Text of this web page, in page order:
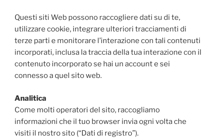
Questi siti Web possono raccogliere dati su di te,
utilizzare cookie, integrare ulteriori tracciamenti di
terze parti e monitorare l’interazione con tali contenuti
incorporati, inclusa la traccia della tua interazione con il
contenuto incorporato se hai un account e sei
connesso a quel sito web.
Analitica
Come molti operatori del sito, raccogliamo
informazioni che il tuo browser invia ogni volta che
visiti il ​​nostro sito (“Dati di registro”).